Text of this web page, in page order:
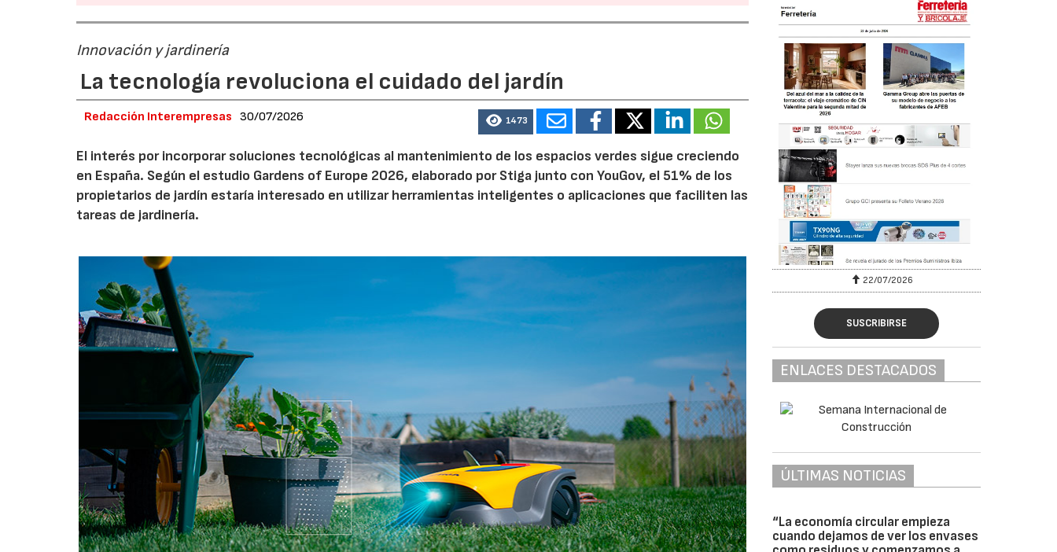
Innovación y jardinería
La tecnología revoluciona el cuidado del jardín
Redacción Interempresas 30/07/2026 1473
El interés por incorporar soluciones tecnológicas al mantenimiento de los espacios verdes sigue creciendo
en España. Según el estudio Gardens of Europe 2026, elaborado por Stiga junto con YouGov, el 51% de los
propietarios de jardín estaría interesado en utilizar herramientas inteligentes o aplicaciones que faciliten las
tareas de jardinería.
22/07/2026
SUSCRIBIRSE
ENLACES DESTACADOS
ÚLTIMAS NOTICIAS
“La economía circular empieza
cuando dejamos de ver los envases